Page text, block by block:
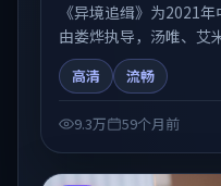
《异境追缉》为2021
由娄烨执导，汤唯、
在人物弧光与节奏推进
感。适合关注国产在线
高清 流畅
9.3万 59个月前